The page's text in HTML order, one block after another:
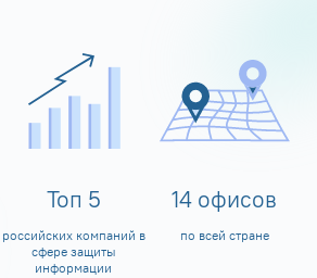
Топ 5
российских компаний в
сфере защиты
информации
14 офисов
по всей стране